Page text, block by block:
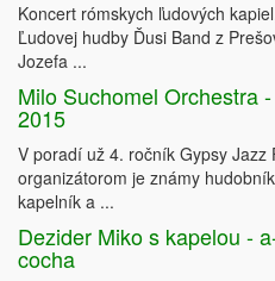
Koncert rómskych ľudových
Ľudovej hudby Ďusi Band z
Jozefa ...
Milo Suchomel Orchestra
2015
V poradí už 4. ročník Gypsy Jazz
organizátorom je známy
kapelník a ...
Dezider Miko s kapelou -
cocha